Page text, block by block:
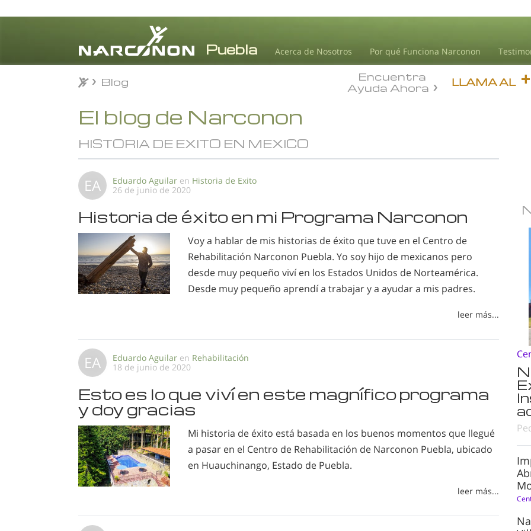
Acerca de Nosotros Por qué Funciona Narconon
LLAMA AL
Encuentra
Ayuda Ahora
Blog
El blog de Narconon
HISTORIA DE EXITO EN MEXICO
EA Eduardo Aguilar en Historia de Exito
26 de junio de 2020
Historia de éxito en mi Programa Narconon
Voy a hablar de mis historias de éxito que tuve en el Centro de
Rehabilitación Narconon Puebla. Yo soy hijo de mexicanos pero
desde muy pequeño viví en los Estados Unidos de Norteamérica.
Desde muy pequeño aprendí a trabajar y a ayudar a mis padres.
leer más...
EA Eduardo Aguilar en Rehabilitación
18 de junio de 2020
Esto es lo que viví en este magnífico programa
y doy gracias
Mi historia de éxito está basada en los buenos momentos que llegué
a pasar en el Centro de Rehabilitación de Narconon Puebla, ubicado
en Huauchinango, Estado de Puebla.
leer más...
Blog